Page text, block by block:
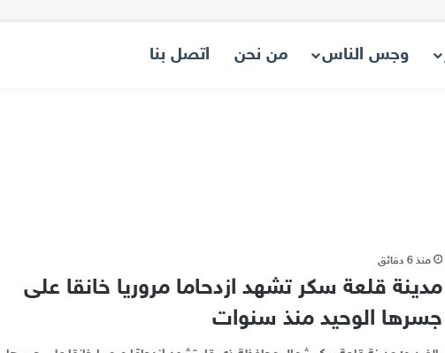
وجس الناس من نحن اتصل بنا
منذ 6 دقائق
مدينة قلعة سكر تشهد ازدحاما مروريا خانقا على
جسرها الوحيد منذ سنوات